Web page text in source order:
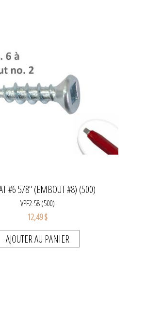
#6 5/8" (EMBOUT #8) (500)
VPF2-58 (500)
12,49 $
AJOUTER AU PANIER